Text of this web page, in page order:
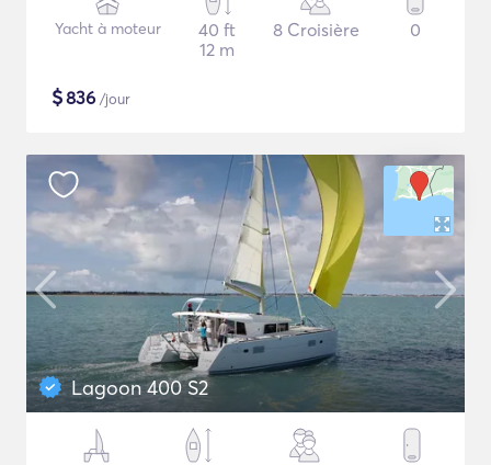
Yacht à moteur
40 ft
12 m
8 Croisière 0
$836 /jour
Lagoon 400 S2